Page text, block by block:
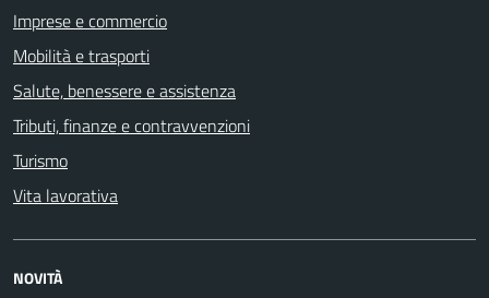
Imprese e commercio
Mobilità e trasporti
Salute, benessere e assistenza
Tributi, finanze e contravvenzioni
Turismo
Vita lavorativa
NOVITÀ